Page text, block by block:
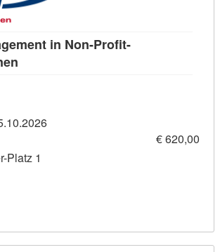
in Non-Profit-
€ 620,00
Platz 1